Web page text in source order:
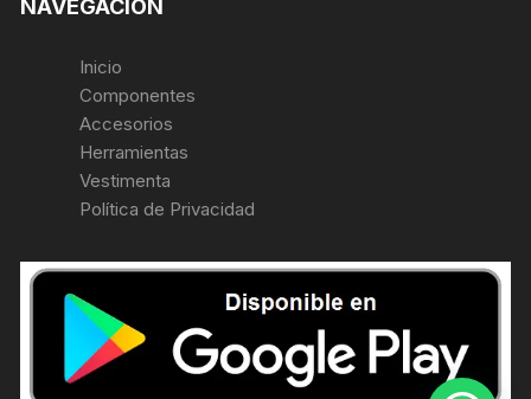
NAVEGACIÓN
Inicio
Componentes
Accesorios
Herramientas
Vestimenta
Política de Privacidad